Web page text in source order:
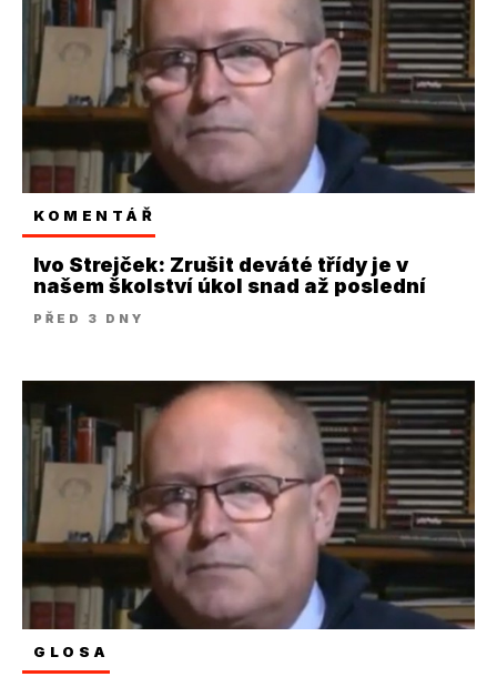
KOMENTÁŘ
Ivo Strejček: Zrušit deváté třídy je v
našem školství úkol snad až poslední
PŘED 3 DNY
GLOSA